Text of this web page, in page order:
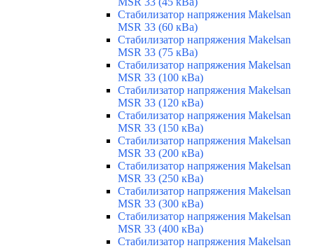
Стабилизатор напряжения Makelsan
MSR 33 (60 кВа)
Стабилизатор напряжения Makelsan
MSR 33 (75 кВа)
Стабилизатор напряжения Makelsan
MSR 33 (100 кВа)
Стабилизатор напряжения Makelsan
MSR 33 (120 кВа)
Стабилизатор напряжения Makelsan
MSR 33 (150 кВа)
Стабилизатор напряжения Makelsan
MSR 33 (200 кВа)
Стабилизатор напряжения Makelsan
MSR 33 (250 кВа)
Стабилизатор напряжения Makelsan
MSR 33 (300 кВа)
Стабилизатор напряжения Makelsan
MSR 33 (400 кВа)
Стабилизатор напряжения Makelsan